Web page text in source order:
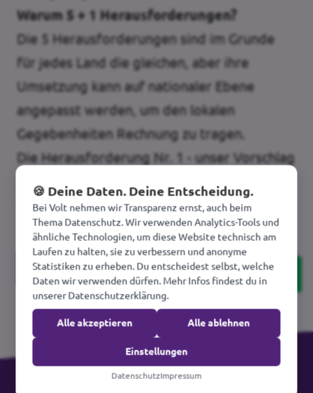
Warum 5 + 1 Herausforderungen?
Die 5 Herausforderungen sind im Grunde
für jedes Land die gleichen, aber ihre
Umsetzung kann auf nationaler Ebene
angepasst werden, um den lokalen
Gegebenheiten Rechnung zu tragen.
Die Herausforderung Nr. 1 - unser Vorschlag
zur Reform und Stärkung der EU - ist in allen
unseren nationalen Programmen identisch.
Unsere Programme und Positionen
🍪 Deine Daten. Deine Entscheidung.
Bei Volt nehmen wir Transparenz ernst, auch beim
Thema Datenschutz. Wir verwenden Analytics-Tools und
ähnliche Technologien, um diese Website technisch am
Laufen zu halten, sie zu verbessern und anonyme
Statistiken zu erheben. Du entscheidest selbst, welche
Daten wir verwenden dürfen. Mehr Infos findest du in
unserer Datenschutzerklärung.
Alle akzeptieren Alle ablehnen
Einstellungen
DatenschutzImpressum